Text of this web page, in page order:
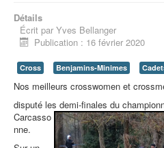
Détails
Écrit par Yves Bellanger
Publication : 16 février 2020
Cross Benjamins-Minimes
Nos meilleurs crosswomen et
disputé les demi-finales du
Carcasso
nne.